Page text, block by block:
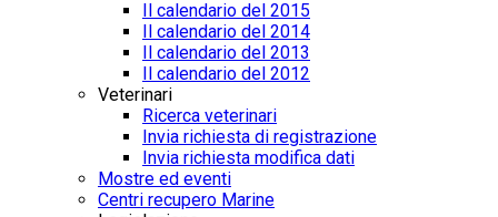
Il calendario del 2015
Il calendario del 2014
Il calendario del 2013
Il calendario del 2012
Veterinari
Ricerca veterinari
Invia richiesta di registrazione
Invia richiesta modifica dati
Mostre ed eventi
Centri recupero Marine